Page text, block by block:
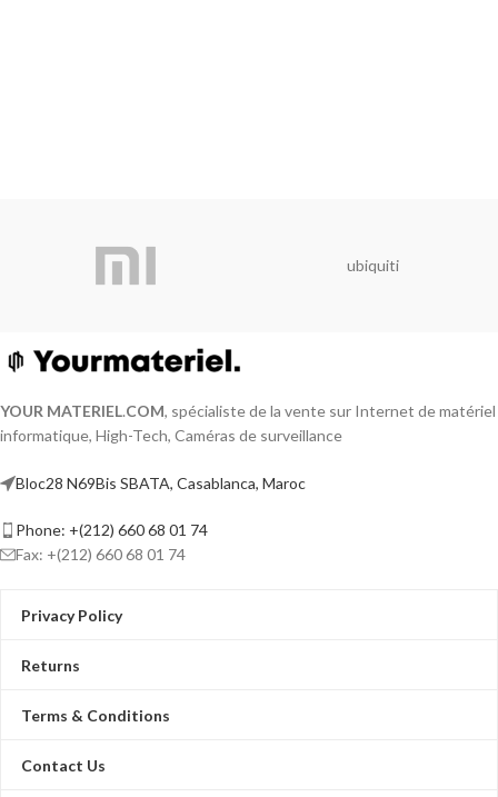
ubiquiti
YOUR MATERIEL.COM, spécialiste de la vente sur Internet de matériel
informatique, High-Tech, Caméras de surveillance
Bloc28 N69Bis SBATA, Casablanca, Maroc
Phone: +(212) 660 68 01 74
Fax: +(212) 660 68 01 74
Privacy Policy
Returns
Terms & Conditions
Contact Us